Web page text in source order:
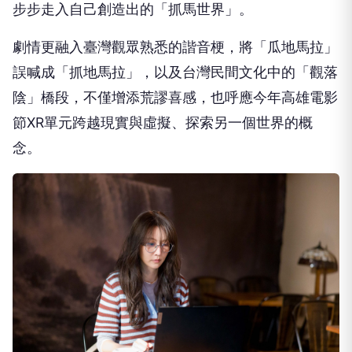
步步走入自己創造出的「 抓馬世界」。
劇情更融入臺灣觀眾熟悉的諧音梗，將「瓜地馬拉」
誤喊成「抓地馬拉」，以及台灣民間文化中的「觀落
陰」橋段， 不僅增添荒謬喜感， 也呼應今年高雄電影
節XR單元跨越現實與虛擬、 探索另一個世界的概
念。